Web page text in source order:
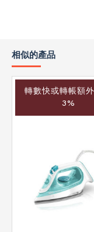
相似的產品
轉數快或轉帳額
3%